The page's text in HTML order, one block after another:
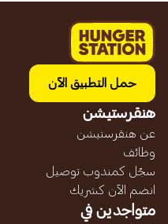
حمل التطبيق الآن
هنقرستيشن
عن هنقرستيشن
وظائف
سجّل كمندوب توصيل
انضم الآن كشريك
متواجدين في